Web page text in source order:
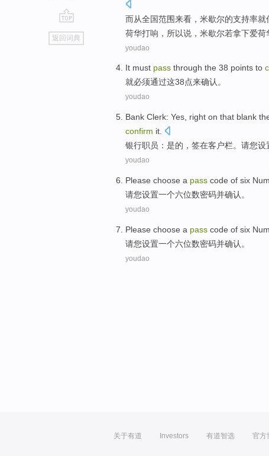
go
top
返回词典
而从全国范围来看，米歇尔的支持率就
荷华打响，所以说，米歇尔若拿下爱荷
youdao
It must pass through the 38 points to
就必须通过这38点来确认。
youdao
Bank Clerk: Yes right on that blank
confirm it
银行职员 ： 是的 ， 签在客户栏。 请您设
youdao
Please choose a pass code of six
请您设置一个六位数密码并确认 。
youdao
Please choose a pass code of six
请您设置一个六位数密码并确认 。
youdao
关于有道 Investors 有道智选 官方